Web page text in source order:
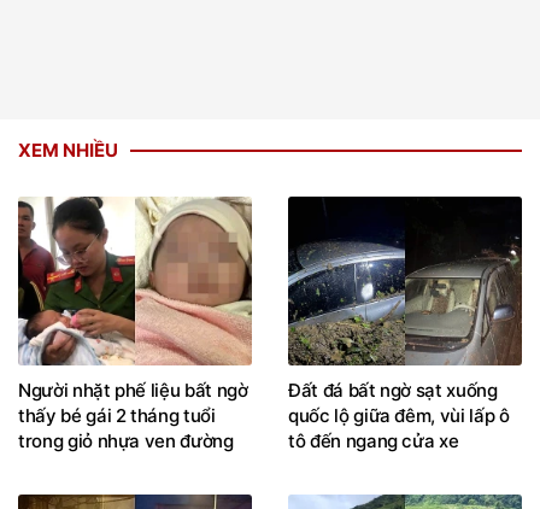
XEM NHIỀU
Người nhặt phế liệu bất ngờ
thấy bé gái 2 tháng tuổi
trong giỏ nhựa ven đường
Đất đá bất ngờ sạt xuống
quốc lộ giữa đêm, vùi lấp ô
tô đến ngang cửa xe